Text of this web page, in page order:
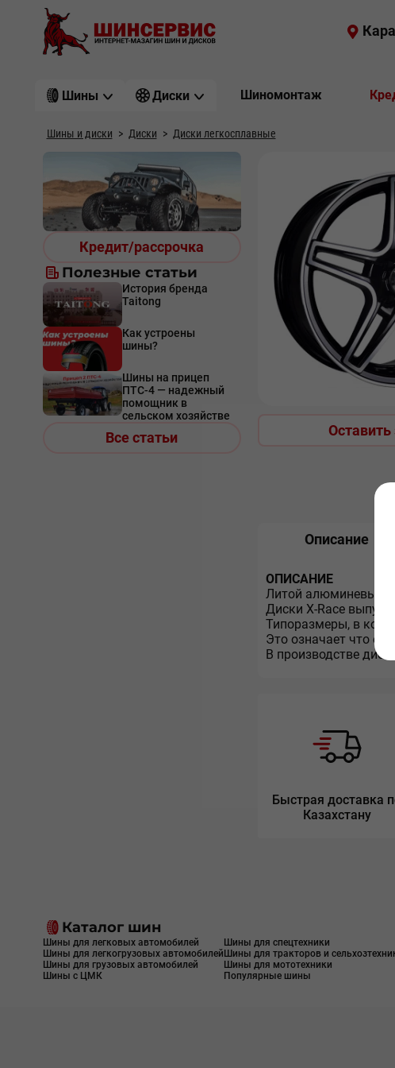
Шины Диски Шиномонтаж
Шины и диски Диски Диски легкосплавные
Кредит/рассрочка
Полезные статьи
История бренда
Taitong
Как устроены
шины?
Шины на прицеп
ПТС-4 — надежный
помощник в
сельском хозяйстве
Все статьи Оставить
Описание
ОПИСАНИЕ
Литой алюминевый
Диски X-Race
Типоразмеры, в
Это означает что
В производстве
Быстрая доставка
Казахстану
Каталог шин
Шины для легковых автомобилей
Шины для легкогрузовых автомобилей
Шины для грузовых автомобилей
Шины с ЦМК
Шины для спецтехники
Шины для тракторов и
Шины для мототехники
Популярные шины